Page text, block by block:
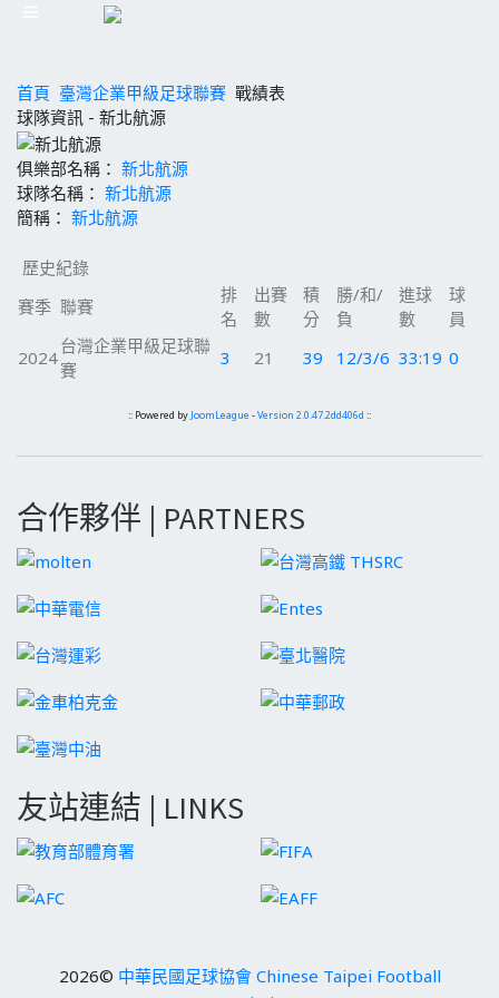
首頁 臺灣企業甲級足球聯賽 戰績表
球隊資訊 - 新北航源
俱樂部名稱： 新北航源
球隊名稱： 新北航源
簡稱： 新北航源
歷史紀錄
賽季 聯賽
排
名
出賽
數
積
分
勝/和/
負
進球
數
球
員
2024
台灣企業甲級足球聯
賽
3 21 39 12/3/6 33:19 0
:: Powered by JoomLeague -Version 2.0.47.2dd406d ::
合作夥伴 | PARTNERS
友站連結 | LINKS
2026© 中華民國足球協會 Chinese Taipei Football